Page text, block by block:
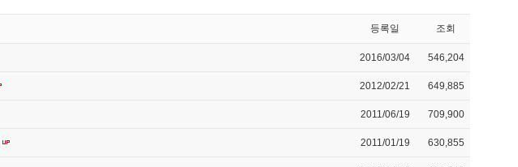
등록일 조회
2016/03/04 546,204
2012/02/21 649,885
2011/06/19 709,900
2011/01/19 630,855